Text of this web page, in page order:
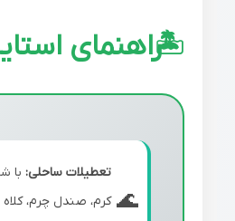
راهنمای
تعطیلات ساحلی: با
کرم، صندل چرم، کلاه